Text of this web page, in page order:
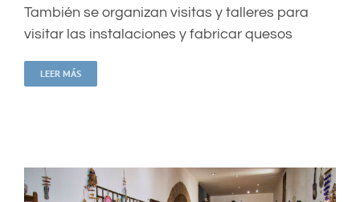
También se organizan visitas y talleres para
visitar las instalaciones y fabricar quesos
LEER MÁS